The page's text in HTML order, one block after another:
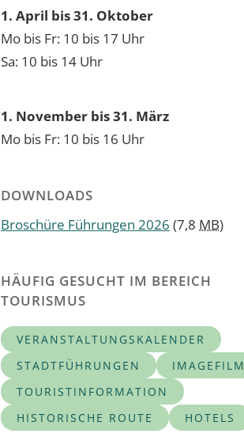
1. April bis 31. Oktober
Mo bis Fr: 10 bis 17 Uhr
Sa: 10 bis 14 Uhr
1. November bis 31. März
Mo bis Fr: 10 bis 16 Uhr
DOWNLOADS
Broschüre Führungen 2026 (7,8 MB)
HÄUFIG GESUCHT IM BEREICH
TOURISMUS
VERANSTALTUNGSKALENDER
STADTFÜHRUNGEN
IMAGEFILM
TOURISTINFORMATION
HISTORISCHE ROUTE
HOTELS